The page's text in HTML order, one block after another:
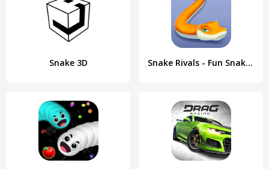
Snake 3D Snake Rivals - Fun Snake Game